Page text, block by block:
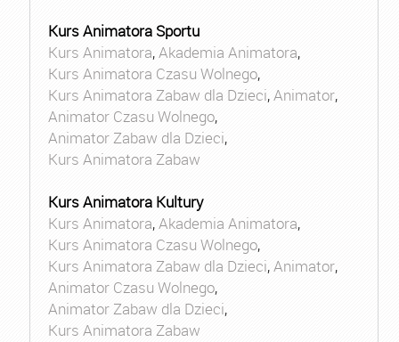
Kurs Animatora Sportu
Kurs Animatora,Akademia Animatora,
Kurs Animatora Czasu Wolnego,
Kurs Animatora Zabaw dla Dzieci,Animator,
Animator Czasu Wolnego,
Animator Zabaw dla Dzieci,
Kurs Animatora Zabaw
Kurs Animatora Kultury
Kurs Animatora,Akademia Animatora,
Kurs Animatora Czasu Wolnego,
Kurs Animatora Zabaw dla Dzieci,Animator,
Animator Czasu Wolnego,
Animator Zabaw dla Dzieci,
Kurs Animatora Zabaw